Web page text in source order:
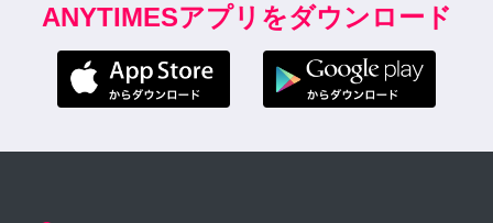
ANYTIMESアプリをダウンロード